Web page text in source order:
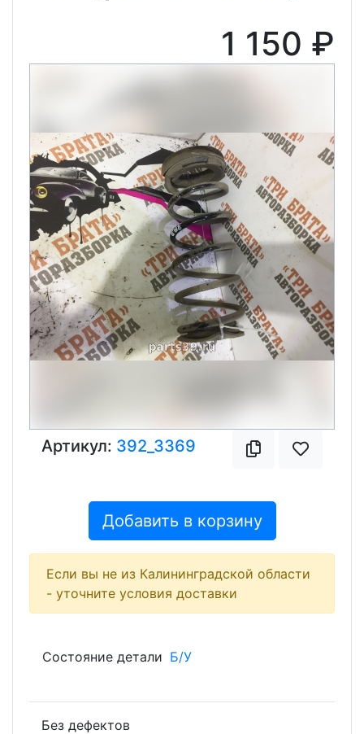
1 150 ₽
Артикул: 392_3369
Добавить в корзину
Если вы не из Калининградской области
- уточните условия доставки
Состояние детали Б/У
Без дефектов